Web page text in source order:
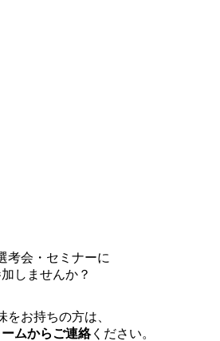
考会・セミナーに
しませんか？
をお持ちの方は、
ムからご連絡ください。